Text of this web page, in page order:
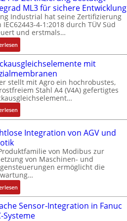
ML3 für sichere Entwicklung
Industrial hat seine Zertifizierung
IEC62443-4-1:2018 durch TÜV Süd
und erstmals…
:
I
E
C
6
2
4
4
3
Z
e
r
t
i
i
z
i
mit
stellt mit Agro ein hochrobustes,
Stahl A4 (V4A) gefertigtes
:
D
u
c
k
a
u
g
e
Integration von AGV und
von Modibus zur
von Maschinen- und
ermöglicht die
:
D
r
a
Sensor-Integration in Fanuc
Systeme